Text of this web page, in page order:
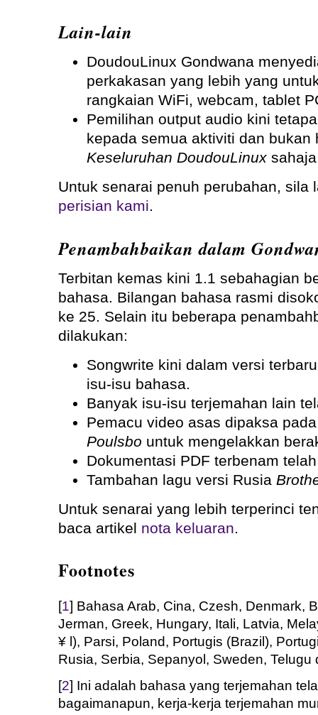
Lain-lain
DoudouLinux Gondwana
perkakasan yang lebih yang
rangkaian WiFi, webcam, tablet
Pemilihan output audio kini
kepada semua aktiviti dan bukan
Keseluruhan DoudouLinux
Untuk senarai penuh perubahan, sila
perisian kami.
Penambahbaikan dalam
Terbitan kemas kini 1.1 sebahagian
bahasa. Bilangan bahasa rasmi
ke 25. Selain itu beberapa
dilakukan:
Songwrite kini dalam versi
isu-isu bahasa.
Banyak isu-isu terjemahan lain
Pemacu video asas dipaksa
Poulsbo untuk mengelakkan
Dokumentasi PDF terbenam
Tambahan lagu versi Rusia
Untuk senarai yang lebih terperinci
baca artikel nota keluaran.
Footnotes
[1] Bahasa Arab, Cina, Czesh, Denmark,
Jerman, Greek, Hungary, Itali, Latvia,
¥ l), Parsi, Poland, Portugis (Brazil),
Rusia, Serbia, Sepanyol, Sweden, Telugu
[2] Ini adalah bahasa yang terjemahan
bagaimanapun, kerja-kerja terjemahan